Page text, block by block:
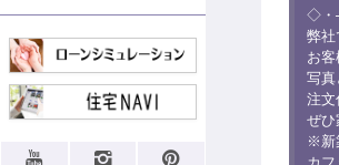
◇・
弊社
お客
写真
注文
ぜひ
※新